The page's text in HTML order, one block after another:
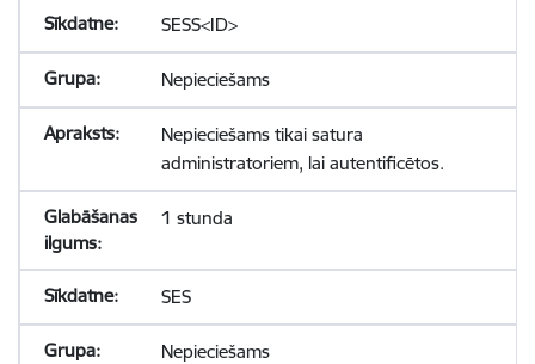
SESS<ID>
Nepieciešams
Nepieciešams tikai satura
administratoriem, lai autentificētos.
1 stunda
SES
Nepieciešams